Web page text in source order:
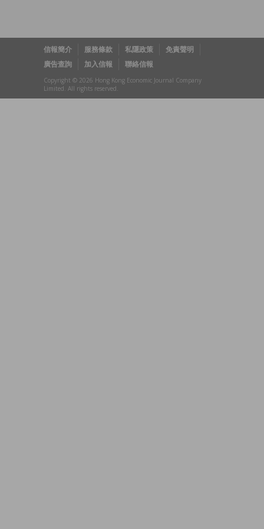
信報簡介 服務條款 私隱政策
免責聲明
廣告查詢
加入信報 聯絡信報
Copyright © 2026 Hong Kong Economic Journal Company
Limited. All rights reserved.